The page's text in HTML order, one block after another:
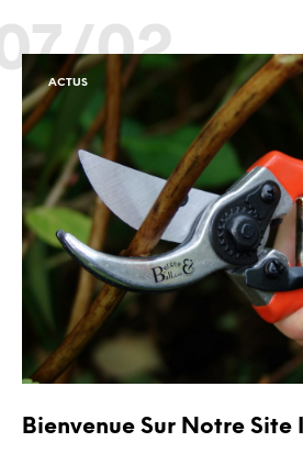
02
ACTUS
Bienvenue Sur Notre Site